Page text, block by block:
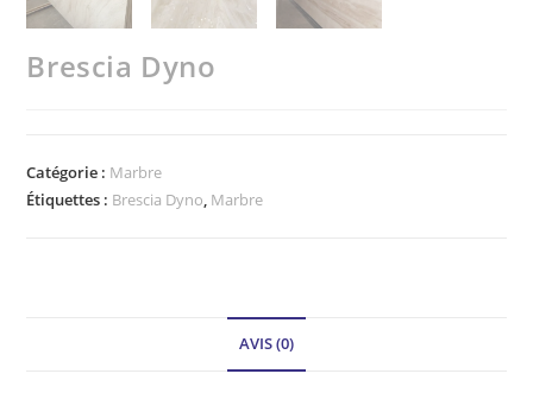
Brescia Dyno
Catégorie : Marbre
Étiquettes : Brescia Dyno Marbre
AVIS (0)